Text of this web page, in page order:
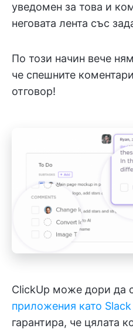
уведомен за това и
неговата лента със
По този начин вече
че спешните
отговор!
ClickUp може дори да
приложения като
гарантира, че цялата